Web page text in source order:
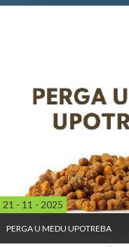
21 - 11 - 2025
PERGA U MEDU UPOTREBA